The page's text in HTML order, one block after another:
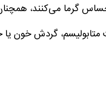
گرما می‌کنند،
گردش خون یا